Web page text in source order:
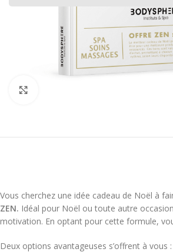
Vous cherchez une idée cadeau de Noël à
ZEN. Idéal pour Noël ou toute autre
motivation. En optant pour cette formule,
Deux options avantageuses s’offrent à vous :